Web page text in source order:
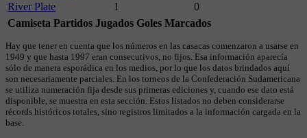
River Plate
1
0
Camiseta Partidos Jugados Goles Marcados
Hay que tener en cuenta que los números en las casacas comenzaron a usarse en
1949 y que hasta 1997 eran consecutivos, no fijos. Esa información aparecía
sólo de manera esporádica en los medios, por lo que los datos brindados aquí
son necesariamente parciales. En los torneos de la Confederación Sudamericana
se utiliza numeración fija desde sus primeras ediciones y, cuando ese dato está
disponible, se muestra en esta sección. Estos listados no deben considerarse
récords históricos totales, sino registros limitados a la información cargada en la
base.